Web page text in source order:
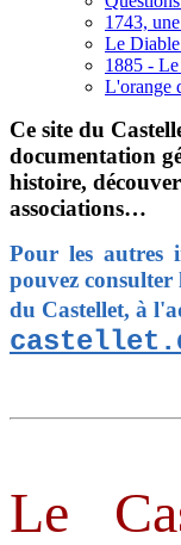
1743,
Le Diable
1885 -
L'orange
Ce site du
documentation
histoire,
associations…
Pour les autres
pouvez
du Castellet, à
Le